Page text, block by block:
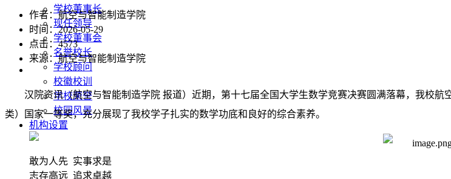
学校董事长
现任领导
学校董事会
名誉校长
学校顾问
校徽校训
学校荣誉
校园风景
机构设置
敢为人先 实事求是
志存高远 追求卓越
作者：航空与智能制造学院
时间：2026-05-29
点击：4573
来源：航空与智能制造学院
汉院资讯（航空与智能制造学院 报道）近期，第十七届全国大学生数学竞赛决赛圆满落幕，我校航
类）国家一等奖，充分展现了我校学子扎实的数学功底和良好的综合素养。